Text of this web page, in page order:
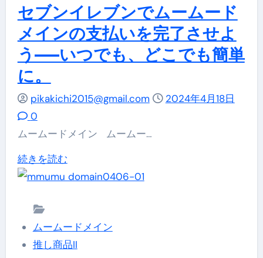
に
つ
い
て
し
読
払
い
を
ー
に、
手
軽
視！
に
ン
、
ロ
ソ
で
く
ら
払
い！
セブンイレブンでムームード
メインの支払いを完了させよ
う—–いつでも、どこでも簡単
に。
pikakichi2015@gmail.com
2024年4月18日
0
ムームードメイン ムームー…
続きを読むセ
ブ
レ
ブ
ムームードメイン
推し商品II